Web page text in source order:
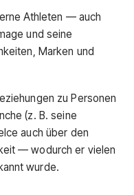
Athleten — auch
und seine
Marken und
zu Personen
(z. B. seine
auch über den
— wodurch er vielen
wurde.